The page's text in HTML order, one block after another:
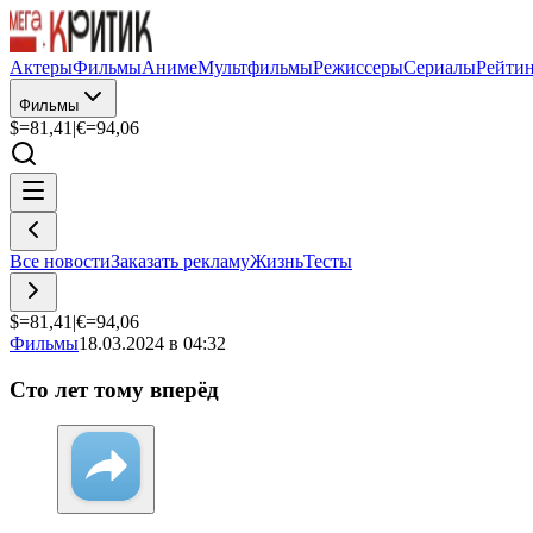
АктерыФильмыАнимеМультфильмыРежиссерыСериалы
Фильмы
$=81,41 |€=94,06
Все новостиЗаказать рекламуЖизньТесты
$=81,41 |€=94,06
Фильмы18.03.2024 в 04:32
Сто лет тому вперёд